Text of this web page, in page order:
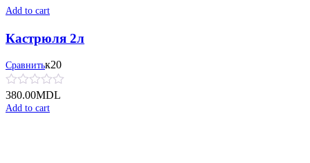
Add to cart
Кастрюля 2л
Сравнитьк20
380.00MDL
Add to cart